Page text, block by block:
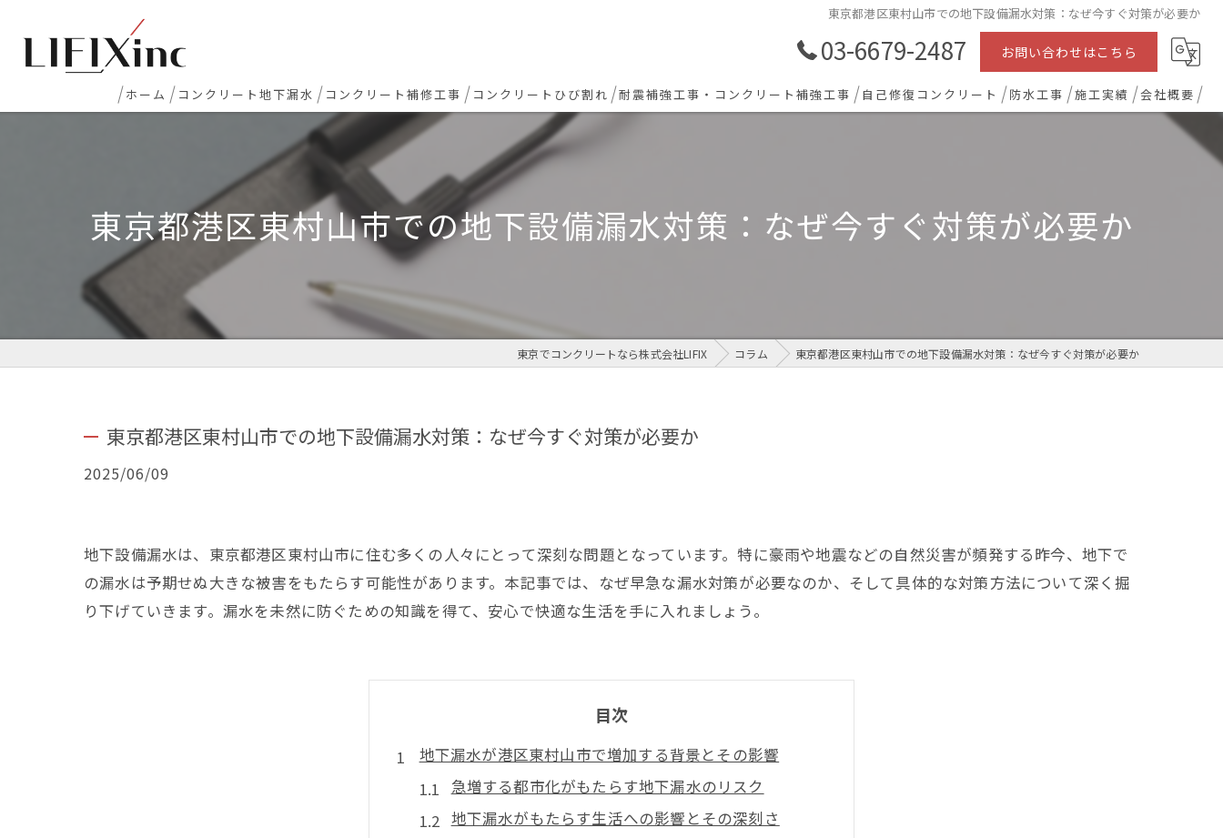
東京都港区東村山市での地下設備漏水対策：なぜ今すぐ対策が必要か
03-6679-2487 お問い合わせはこちら
ホーム コンクリート地下漏水
地下・半地下駐車場 漏水
エレベーターピット漏水・止水工事
打継ぎ部・コールドジョイント漏水
配管貫通部・スリーブ周り漏水
コンクリート補修工事
新築マンション下地補修
コンクリート欠損 色合わせ補修
床レベラー工事(セルフレベリング)
コンクリートひび割れ 耐震補強工事・コンクリート補強工事 自己修復コンクリート 防水工事 施工実績 会社概要
東京都港区東村山市での地下設備漏水対策：なぜ今すぐ対策が必要か
東京でコンクリートなら株式会社LIFIX コラム 東京都港区東村山市での地下設備漏水対策：なぜ今すぐ対策が必要か
東京都港区東村山市での地下設備漏水対策：なぜ今すぐ対策が必要か
2025/06/09
地下設備漏水は、東京都港区東村山市に住む多くの人々にとって深刻な問題となっています。特に豪雨や地震などの自然災害が頻発する昨今、地下で
の漏水は予期せぬ大きな被害をもたらす可能性があります。本記事では、なぜ早急な漏水対策が必要なのか、そして具体的な対策方法について深く掘
り下げていきます。漏水を未然に防ぐための知識を得て、安心で快適な生活を手に入れましょう。
目次
地下漏水が港区東村山市で増加する背景とその影響
急増する都市化がもたらす地下漏水のリスク
地下漏水がもたらす生活への影響とその深刻さ